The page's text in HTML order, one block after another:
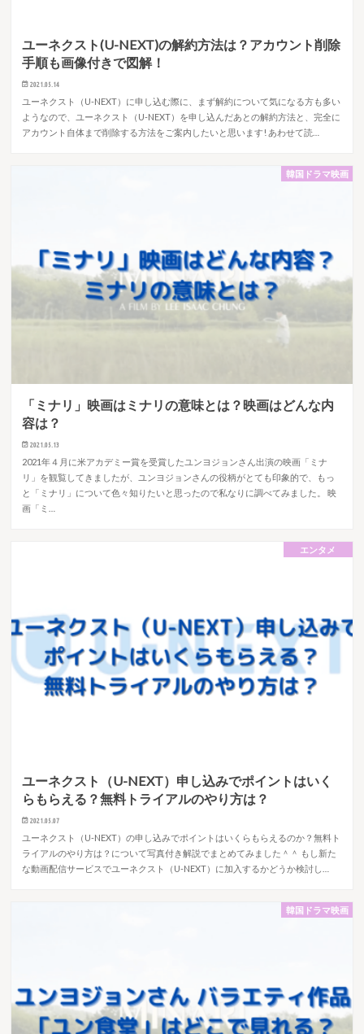
ユーネクスト(U-NEXT)の解約方法は？アカウント削除
手順も画像付きで図解！
2021.05.14
ユーネクスト（U-NEXT）に申し込む際に、まず解約について気になる方も多い
ようなので、ユーネクスト（U-NEXT）を申し込んだあとの解約方法と、完全に
アカウント自体まで削除する方法をご案内したいと思います! あわせて読…
韓国ドラマ映画
「ミナリ」映画はミナリの意味とは？映画はどんな内
容は？
2021.05.13
2021年４月に米アカデミー賞を受賞したユンヨジョンさん出演の映画「ミナ
リ」を観覧してきましたが、ユンヨジョンさんの役柄がとても印象的で、もっ
と「ミナリ」について色々知りたいと思ったので私なりに調べてみました。 映
画「ミ…
エンタメ
ユーネクスト（U-NEXT）申し込みでポイントはいく
らもらえる？無料トライアルのやり方は？
2021.05.07
ユーネクスト（U-NEXT）の申し込みでポイントはいくらもらえるのか？無料ト
ライアルのやり方は？について写真付き解説でまとめてみました＾＾ もし新た
な動画配信サービスでユーネクスト（U-NEXT）に加入するかどうか検討し…
韓国ドラマ映画